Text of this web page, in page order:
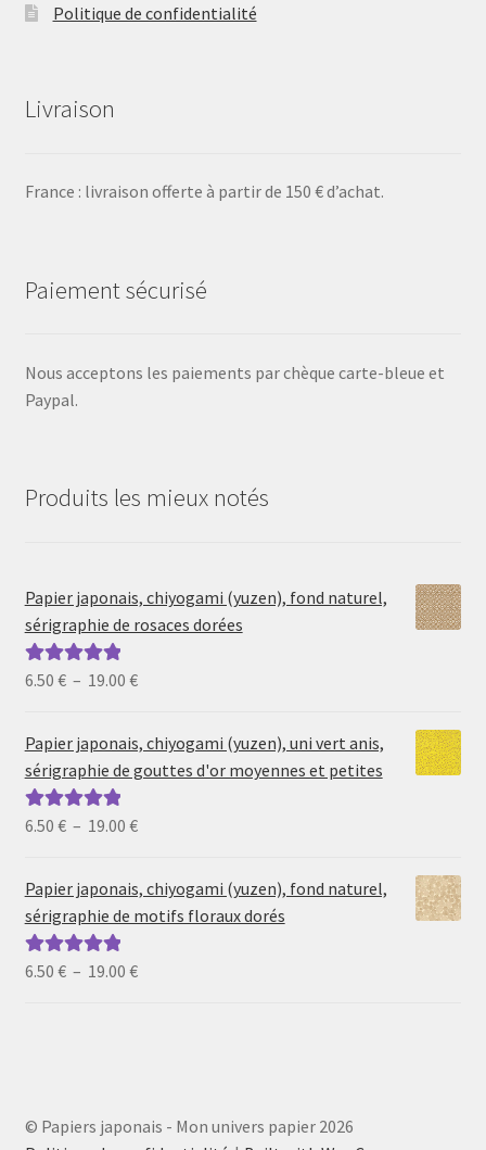
Politique de confidentialité
Livraison
France : livraison offerte à partir de 150 € d’achat.
Paiement sécurisé
Nous acceptons les paiements par chèque carte-bleue et
Paypal.
Produits les mieux notés
Papier japonais, chiyogami (yuzen), fond naturel,
sérigraphie de rosaces dorées
Note5.00sur
6.50 € – 19.00 €Plage
prix :
6.50 €
19.00 €
Papier japonais, chiyogami (yuzen), uni vert anis,
sérigraphie de gouttes d'or moyennes et petites
Note5.00sur
6.50 € – 19.00 €Plage
prix :
6.50 €
19.00 €
Papier japonais, chiyogami (yuzen), fond naturel,
sérigraphie de motifs floraux dorés
Note5.00sur
6.50 € – 19.00 €Plage
© Papiers japonais - Mon univers papier 2026